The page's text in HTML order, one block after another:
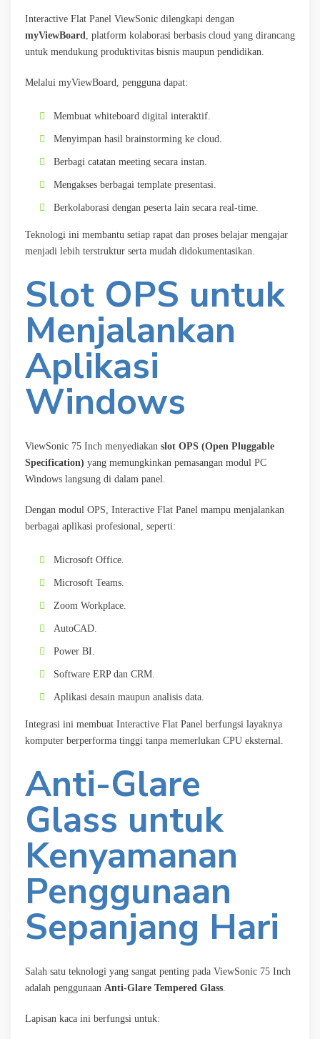
Interactive Flat Panel ViewSonic dilengkapi dengan
myViewBoard
, platform kolaborasi berbasis cloud yang dirancang
untuk mendukung produktivitas bisnis maupun pendidikan.
Melalui myViewBoard, pengguna dapat:
Membuat whiteboard digital interaktif.
Menyimpan hasil brainstorming ke cloud.
Berbagi catatan meeting secara instan.
Mengakses berbagai template presentasi.
Berkolaborasi dengan peserta lain secara real-time.
Teknologi ini membantu setiap rapat dan proses belajar mengajar
menjadi lebih terstruktur serta mudah didokumentasikan.
Slot OPS untuk
Menjalankan
Aplikasi
Windows
ViewSonic 75 Inch menyediakan slot OPS (Open Pluggable
Specification) yang memungkinkan pemasangan modul PC
Windows langsung di dalam panel.
Dengan modul OPS, Interactive Flat Panel mampu menjalankan
berbagai aplikasi profesional, seperti:
Microsoft Office.
Microsoft Teams.
Zoom Workplace.
AutoCAD.
Power BI.
Software ERP dan CRM.
Aplikasi desain maupun analisis data.
Integrasi ini membuat Interactive Flat Panel berfungsi layaknya
komputer berperforma tinggi tanpa memerlukan CPU eksternal.
Anti-Glare
Glass untuk
Kenyamanan
Penggunaan
Sepanjang Hari
Salah satu teknologi yang sangat penting pada ViewSonic 75 Inch
adalah penggunaan Anti-Glare Tempered Glass
Lapisan kaca ini berfungsi untuk: